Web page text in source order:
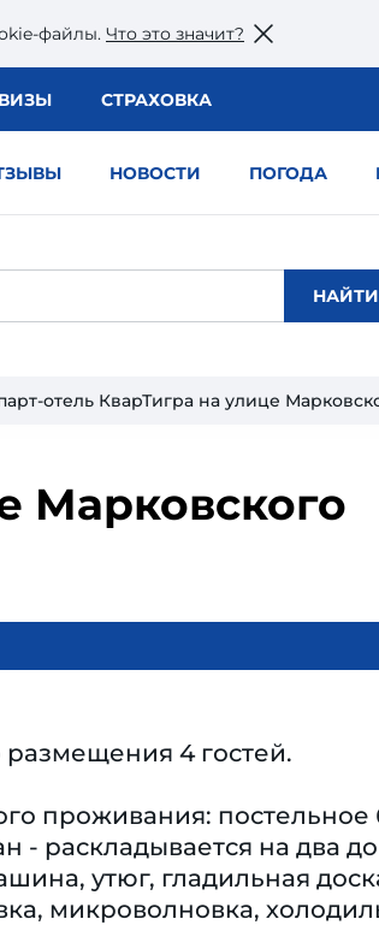
файлы. Что это значит?
ВИЗЫ СТРАХОВКА
НОВОСТИ ПОГОДА
отель КварТигра на улице
Марковского
4 гостей.
проживания:
- раскладывается на два
утюг, гладильная
микроволновка,